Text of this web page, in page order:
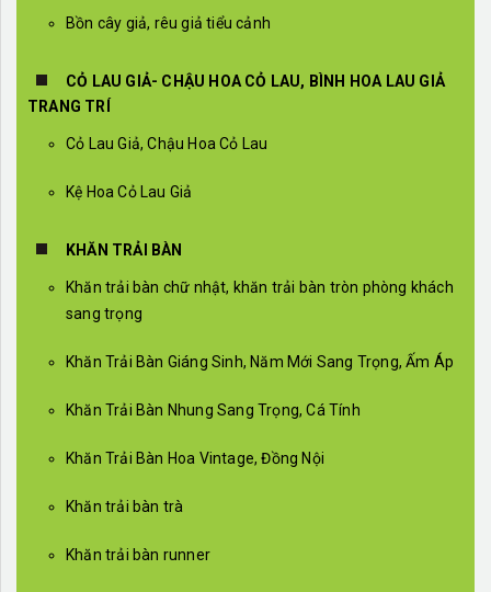
Bồn cây giả, rêu giả tiểu cảnh
CỎ LAU GIẢ- CHẬU HOA CỎ LAU, BÌNH HOA LAU GIẢ
TRANG TRÍ
Cỏ Lau Giả, Chậu Hoa Cỏ Lau
Kệ Hoa Cỏ Lau Giả
KHĂN TRẢI BÀN
Khăn trải bàn chữ nhật, khăn trải bàn tròn phòng khách
sang trọng
Khăn Trải Bàn Giáng Sinh, Năm Mới Sang Trọng, Ấm Áp
Khăn Trải Bàn Nhung Sang Trọng, Cá Tính
Khăn Trải Bàn Hoa Vintage, Đồng Nội
Khăn trải bàn trà
Khăn trải bàn runner